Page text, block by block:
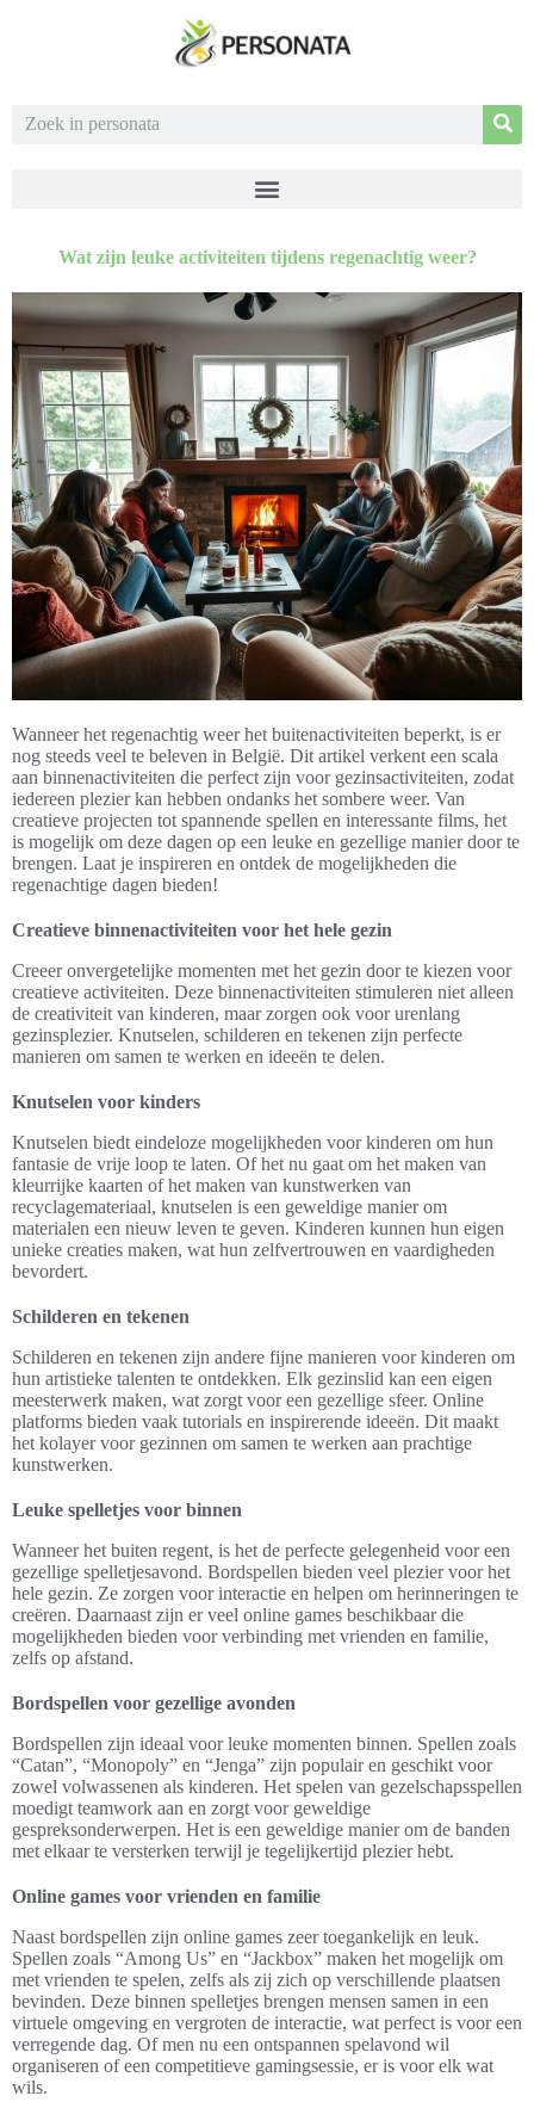
Wat zijn leuke activiteiten tijdens regenachtig weer?
Wanneer het regenachtig weer het buitenactiviteiten beperkt, is er
nog steeds veel te beleven in België. Dit artikel verkent een scala
aan binnenactiviteiten die perfect zijn voor gezinsactiviteiten, zodat
iedereen plezier kan hebben ondanks het sombere weer. Van
creatieve projecten tot spannende spellen en interessante films, het
is mogelijk om deze dagen op een leuke en gezellige manier door te
brengen. Laat je inspireren en ontdek de mogelijkheden die
regenachtige dagen bieden!
Creatieve binnenactiviteiten voor het hele gezin
Creeer onvergetelijke momenten met het gezin door te kiezen voor
creatieve activiteiten. Deze binnenactiviteiten stimuleren niet alleen
de creativiteit van kinderen, maar zorgen ook voor urenlang
gezinsplezier. Knutselen, schilderen en tekenen zijn perfecte
manieren om samen te werken en ideeën te delen.
Knutselen voor kinders
Knutselen biedt eindeloze mogelijkheden voor kinderen om hun
fantasie de vrije loop te laten. Of het nu gaat om het maken van
kleurrijke kaarten of het maken van kunstwerken van
recyclagemateriaal, knutselen is een geweldige manier om
materialen een nieuw leven te geven. Kinderen kunnen hun eigen
unieke creaties maken, wat hun zelfvertrouwen en vaardigheden
bevordert.
Schilderen en tekenen
Schilderen en tekenen zijn andere fijne manieren voor kinderen om
hun artistieke talenten te ontdekken. Elk gezinslid kan een eigen
meesterwerk maken, wat zorgt voor een gezellige sfeer. Online
platforms bieden vaak tutorials en inspirerende ideeën. Dit maakt
het kolayer voor gezinnen om samen te werken aan prachtige
kunstwerken.
Leuke spelletjes voor binnen
Wanneer het buiten regent, is het de perfecte gelegenheid voor een
gezellige spelletjesavond. Bordspellen bieden veel plezier voor het
hele gezin. Ze zorgen voor interactie en helpen om herinneringen te
creëren. Daarnaast zijn er veel online games beschikbaar die
mogelijkheden bieden voor verbinding met vrienden en familie,
zelfs op afstand.
Bordspellen voor gezellige avonden
Bordspellen zijn ideaal voor leuke momenten binnen. Spellen zoals
“Catan”, “Monopoly” en “Jenga” zijn populair en geschikt voor
zowel volwassenen als kinderen. Het spelen van gezelschapsspellen
moedigt teamwork aan en zorgt voor geweldige
gespreksonderwerpen. Het is een geweldige manier om de banden
met elkaar te versterken terwijl je tegelijkertijd plezier hebt.
Online games voor vrienden en familie
Naast bordspellen zijn online games zeer toegankelijk en leuk.
Spellen zoals “Among Us” en “Jackbox” maken het mogelijk om
met vrienden te spelen, zelfs als zij zich op verschillende plaatsen
bevinden. Deze binnen spelletjes brengen mensen samen in een
virtuele omgeving en vergroten de interactie, wat perfect is voor een
verregende dag. Of men nu een ontspannen spelavond wil
organiseren of een competitieve gamingsessie, er is voor elk wat
wils.